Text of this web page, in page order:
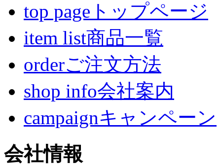
top pageトップページ
item list商品一覧
orderご注文方法
shop info会社案内
campaignキャンペーン
会社情報